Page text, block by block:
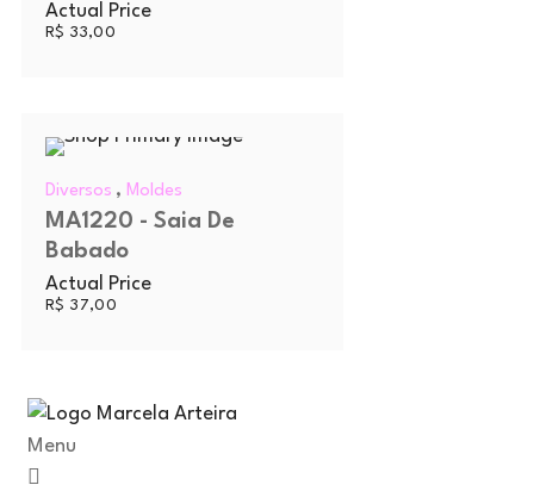
Actual Price
R$ 33,00
Diversos , Moldes
MA1220 - Saia De
Babado
Actual Price
R$ 37,00
Menu